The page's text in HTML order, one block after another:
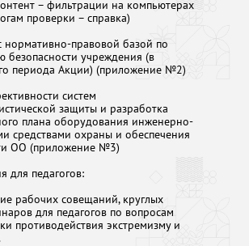
– фильтрации на компьютерах
проверки – справка)
нормативно-правовой базой по
безопасности учреждения (в
периода Акции) (приложение №2)
систем
защиты и разработка
плана оборудования инженерно-
средствами охраны и обеспечения
ОО (приложение №3)
для педагогов:
рабочих совещаний, круглых
для педагогов по вопросам
противодействия экстремизму и